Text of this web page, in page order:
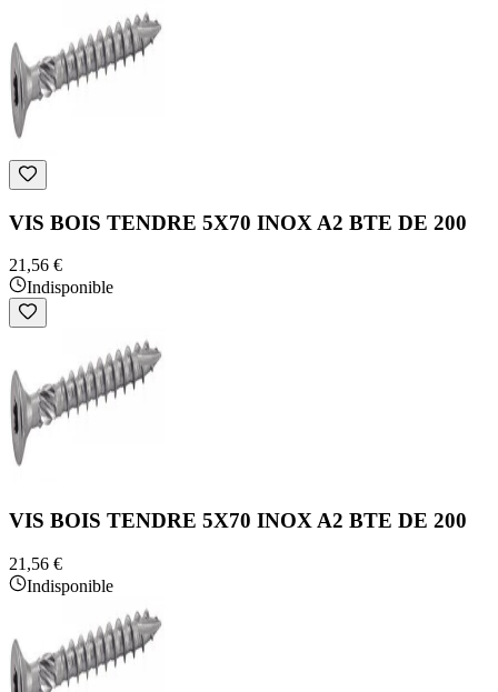
VIS BOIS TENDRE 5X70 INOX A2 BTE DE 200
21,56 €
Indisponible
VIS BOIS TENDRE 5X70 INOX A2 BTE DE 200
21,56 €
Indisponible